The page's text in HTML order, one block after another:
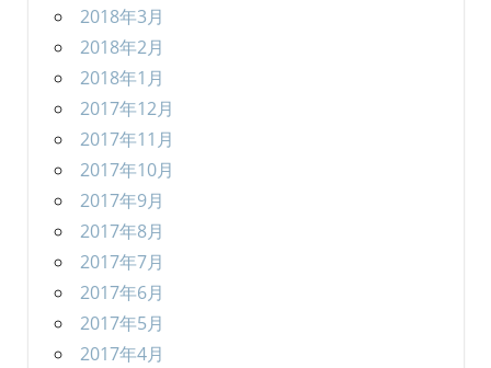
2018年3月
2018年2月
2018年1月
2017年12月
2017年11月
2017年10月
2017年9月
2017年8月
2017年7月
2017年6月
2017年5月
2017年4月